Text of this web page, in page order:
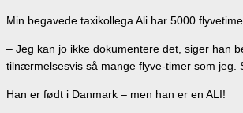
Min begavede taxikollega Ali har 5000
– Jeg kan jo ikke dokumentere det, siger han
tilnærmelsesvis så mange flyve-timer som
Han er født i Danmark – men han er en ALI!